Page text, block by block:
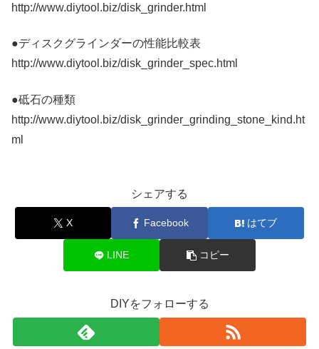
http://www.diytool.biz/disk_grinder.html
●ディスクグラインダーの性能比較表
http://www.diytool.biz/disk_grinder_spec.html
●砥石の種類
http://www.diytool.biz/disk_grinder_grinding_stone_kind.ht
ml
シェアする
X Facebook はてブ
LINE コピー
DIYをフォローする